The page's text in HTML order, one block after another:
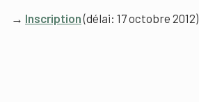
→ Inscription(délai: 17 octobre 2012)